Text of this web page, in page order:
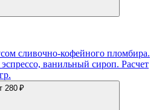
сливочно-кофейного пломбира.
ванильный сироп. Расчет
280 ₽